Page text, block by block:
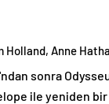
Matt Damon, Tom Holland,
sonra
ile yeniden